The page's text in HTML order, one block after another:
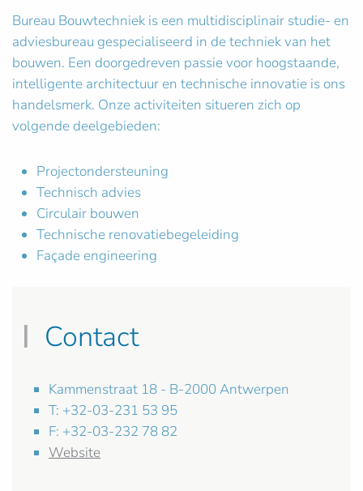
Bureau Bouwtechniek is een multidisciplinair studie- en
adviesbureau gespecialiseerd in de techniek van het
bouwen. Een doorgedreven passie voor hoogstaande,
intelligente architectuur en technische innovatie is ons
handelsmerk. Onze activiteiten situeren zich op
volgende deelgebieden:
Projectondersteuning
Technisch advies
Circulair bouwen
Technische renovatiebegeleiding
Façade engineering
Contact
Kammenstraat 18 - B-2000 Antwerpen
T: +32-03-231 53 95
F: +32-03-232 78 82
Website